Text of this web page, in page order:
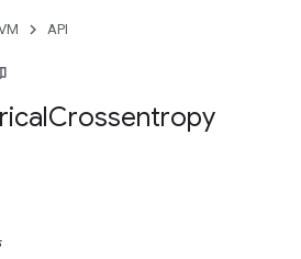
API
Crossentropy